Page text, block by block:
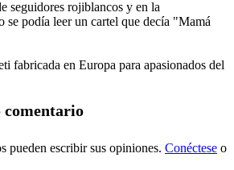
seguidores rojiblancos y en la
se podía leer un cartel que decía "Mamá
fabricada en Europa para apasionados del
pueden escribir sus opiniones. Conéctese o